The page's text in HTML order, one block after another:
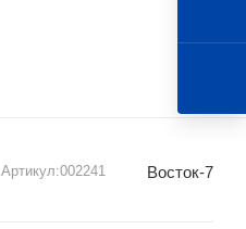
Артикул:002241 Восток-7